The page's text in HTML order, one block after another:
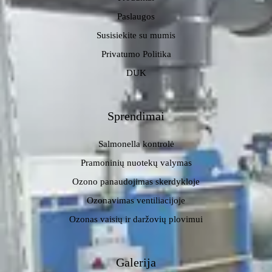
Paslaugos
Susisiekite su mumis
Privatumo Politika
DUK
Sprendimai
Salmonella kontrolė
Pramoninių nuotekų valymas
Ozono panaudojimas skerdykloje
Ozonavimas ventiliacijoje
Ozonas vaisių ir daržovių plovimui
Galerija